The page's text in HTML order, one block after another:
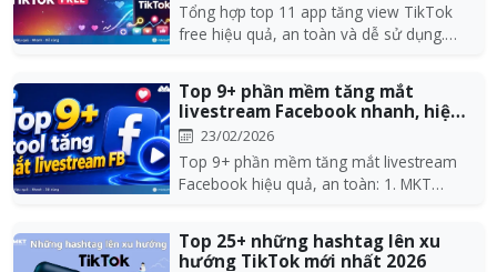
Tổng hợp top 11 app tăng view TikTok
free hiệu quả, an toàn và dễ sử dụng.
Top 9+ phần mềm tăng mắt
livestream Facebook nhanh, hiệu
quả 2026
23/02/2026
Top 9+ phần mềm tăng mắt livestream
Facebook hiệu quả, an toàn: 1. MKT
Top 25+ những hashtag lên xu
hướng TikTok mới nhất 2026